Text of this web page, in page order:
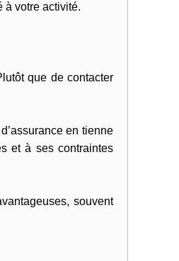
à votre activité.
que de contacter
en tienne
et à ses contraintes
souvent